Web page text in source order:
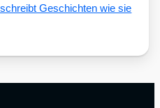
Geschich­ten wie sie